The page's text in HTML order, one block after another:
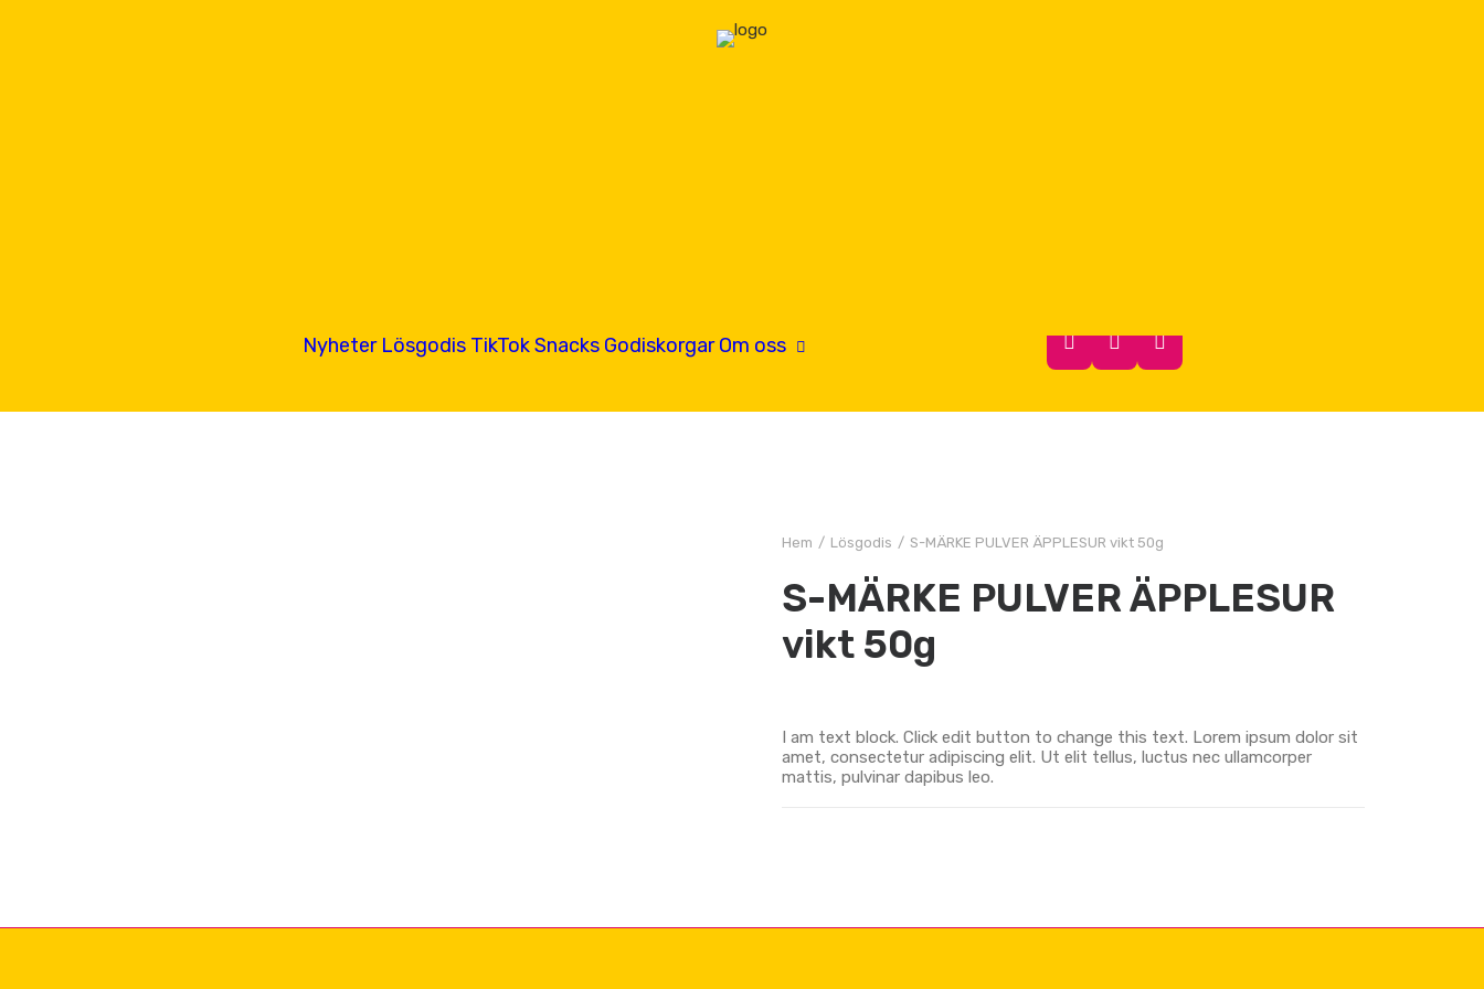
Nyheter Lösgodis TikTok Snacks Godiskorgar Om oss
Hem Lösgodis S-MÄRKE PULVER ÄPPLESUR vikt 50g
S-MÄRKE PULVER ÄPPLESUR
vikt 50g
I am text block. Click edit button to change this text. Lorem ipsum dolor sit
amet, consectetur adipiscing elit. Ut elit tellus, luctus nec ullamcorper
mattis, pulvinar dapibus leo.